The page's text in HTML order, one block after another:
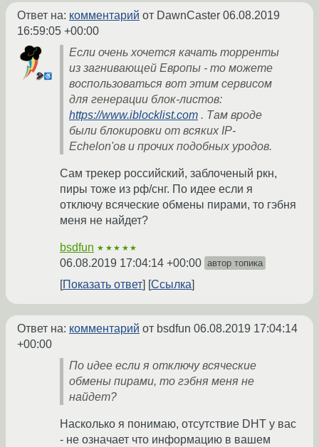
Ответ на: комментарий от DawnCaster 06.08.2019
16:59:05 +00:00
Если очень хочется качать торренты
из загнивающей Европы - то можете
воспользоваться вот этим сервисом
для генерации блок-листов:
https://www.iblocklist.com . Там вроде
были блокировки от всяких IP-
Echelon'ов и прочих подобных уродов.
Сам трекер российский, заблоченый ркн,
пиры тоже из рф/снг. По идее если я
отключу всяческие обмены пирами, то гэбня
меня не найдет?
bsdfun ★★★★★
06.08.2019 17:04:14 +00:00 автор топика
Показать ответ Ссылка
Ответ на: комментарий от bsdfun 06.08.2019 17:04:14
+00:00
По идее если я отключу всяческие
обмены пирами, то гэбня меня не
найдет?
Насколько я понимаю, отсутствие DHT у вас
- не означает что информацию в вашем